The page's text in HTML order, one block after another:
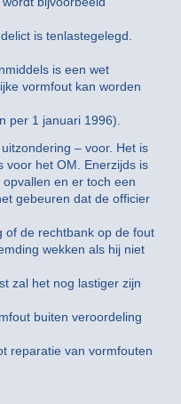
is tenlastegelegd.
is een wet
vormfout kan worden
per 1 januari 1996).
– voor. Het is
voor het OM. Enerzijds is
en er toch een
gebeuren dat de officier
of de rechtbank op de fout
wekken als hij niet
zal het nog lastiger zijn
buiten veroordeling
reparatie van vormfouten